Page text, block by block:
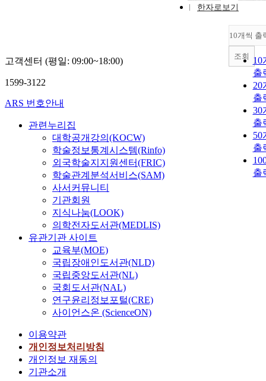
한자로보기
10개씩 출
10
출
20
출
30
출
50
출
출
조회
고객센터 (평일: 09:00~18:00)
1599-3122
ARS 번호안내
관련누리집
대학공개강의(KOCW)
학술정보통계시스템(Rinfo)
외국학술지지원센터(FRIC)
학술관계분석서비스(SAM)
사서커뮤니티
기관회원
지식나눔(LOOK)
의학전자도서관(MEDLIS)
유관기관 사이트
교육부(MOE)
국립장애인도서관(NLD)
국립중앙도서관(NL)
국회도서관(NAL)
연구윤리정보포털(CRE)
사이언스온 (ScienceON)
이용약관
개인정보처리방침
개인정보 재동의
기관소개